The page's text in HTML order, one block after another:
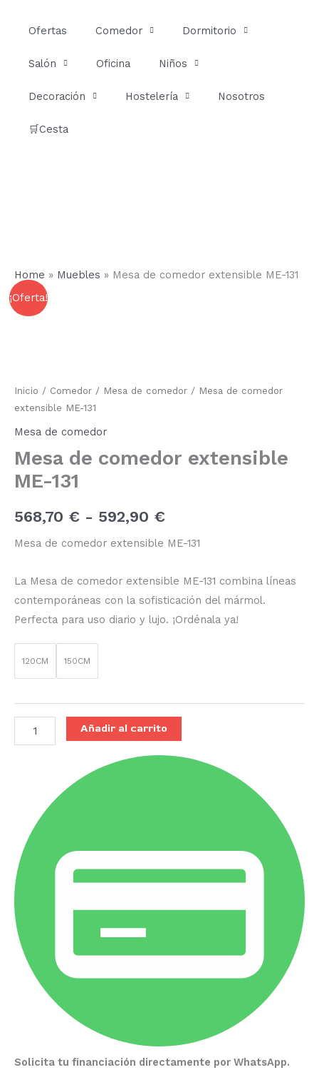
Ofertas Comedor Dormitorio
Salón Oficina Niños
Decoración Hostelería Nosotros
🛒Cesta
Home » Muebles » Mesa de comedor extensible ME-131
¡Oferta!
Inicio / Comedor / Mesa de comedor / Mesa de comedor
extensible ME-131
Mesa de comedor
Mesa de comedor extensible
ME-131
568,70 € - 592,90 €
desde
592,90 €
Mesa de comedor extensible ME-131
La Mesa de comedor extensible ME-131 combina líneas
contemporáneas con la sofisticación del mármol.
Perfecta para uso diario y lujo. ¡Ordénala ya!
120CM 150CM
Mesa
comedor
Añadir al carrito
Solicita tu financiación directamente por WhatsApp.